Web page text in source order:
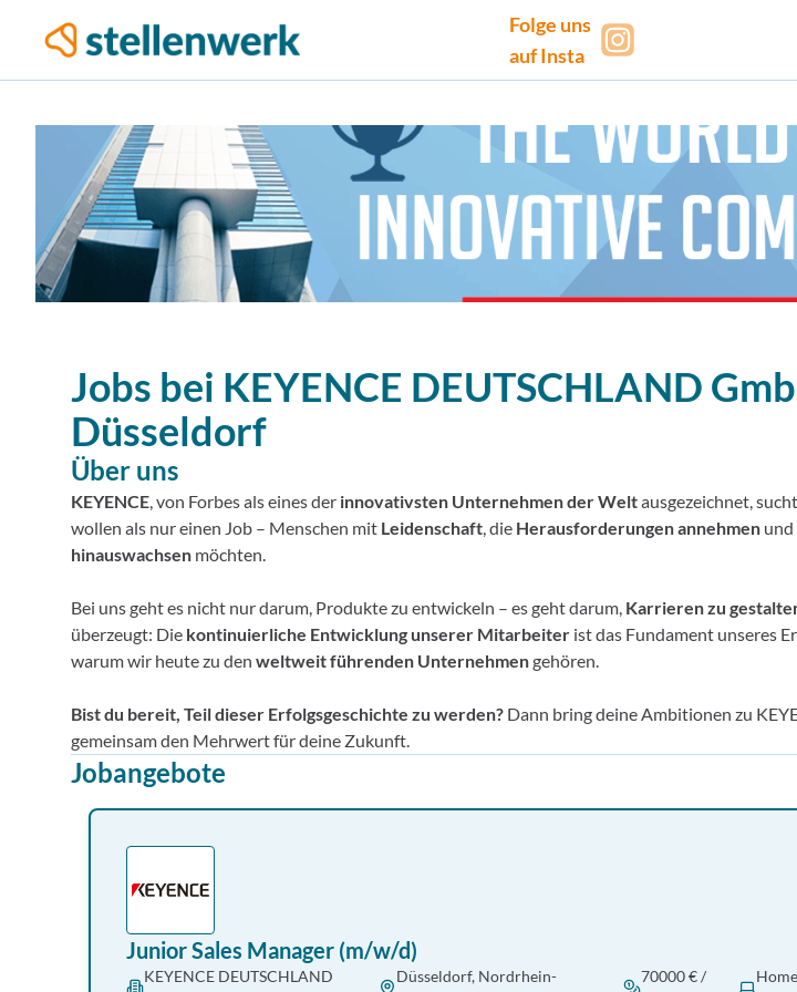
Folge uns
auf Insta
Jobs bei KEYENCE DEUTSCHLAND
Düsseldorf
Über uns
KEYENCE, von Forbes als eines der innovativsten Unternehmen der Weltausgezeichnet,
wollen als nur einen Job – Menschen mit Leidenschaft, die Herausforderungen annehmen und
hinauswachsen möchten.
Bei uns geht es nicht nur darum, Produkte zu entwickeln – es geht darum, Karrieren zu
überzeugt: Die kontinuierliche Entwicklung unserer Mitarbeiter ist das Fundament unseres
warum wir heute zu den weltweit führenden Unternehmengehören.
Bist du bereit, Teil dieser Erfolgsgeschichte zu werden? Dann bring deine Ambitionen zu
gemeinsam den Mehrwert für deine Zukunft.
Jobangebote
Junior Sales Manager (m/w/d)
KEYENCE DEUTSCHLAND
Düsseldorf, Nordrhein-
70000 € /